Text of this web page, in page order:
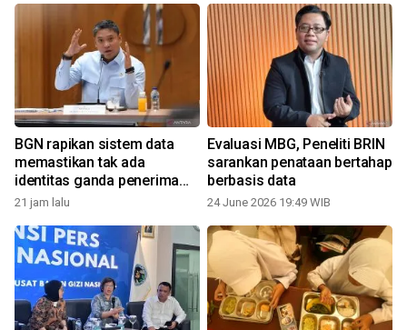
BGN rapikan sistem data
memastikan tak ada
identitas ganda penerima
MBG
21 jam lalu
Evaluasi MBG, Peneliti BRIN
sarankan penataan bertahap
berbasis data
24 June 2026 19:49 WIB